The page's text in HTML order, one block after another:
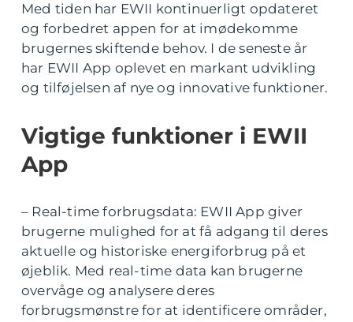
Med tiden har EWII kontinuerligt opdateret
og forbedret appen for at imødekomme
brugernes skiftende behov. I de seneste år
har EWII App oplevet en markant udvikling
og tilføjelsen af nye og innovative funktioner.
Vigtige funktioner i EWII
App
– Real-time forbrugsdata: EWII App giver
brugerne mulighed for at få adgang til deres
aktuelle og historiske energiforbrug på et
øjeblik. Med real-time data kan brugerne
overvåge og analysere deres
forbrugsmønstre for at identificere områder,